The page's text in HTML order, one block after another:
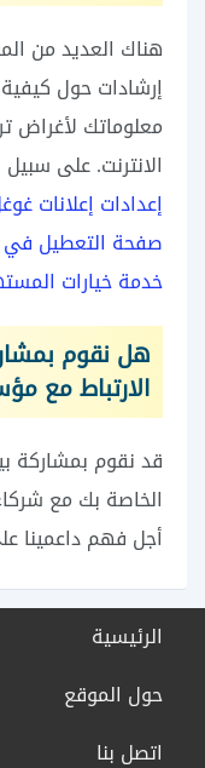
هناك العديد من
إرشادات حول
معلوماتك لأغراض
الانترنت. على سبيل
إعدادات إعلانات
صفحة التعطيل في
خدمة خيارات
هل نقوم
الارتباط مع
قد نقوم بمشاركة
الخاصة بك مع
أجل فهم داعمينا
الرئيسية
حول الموقع
اتصل بنا